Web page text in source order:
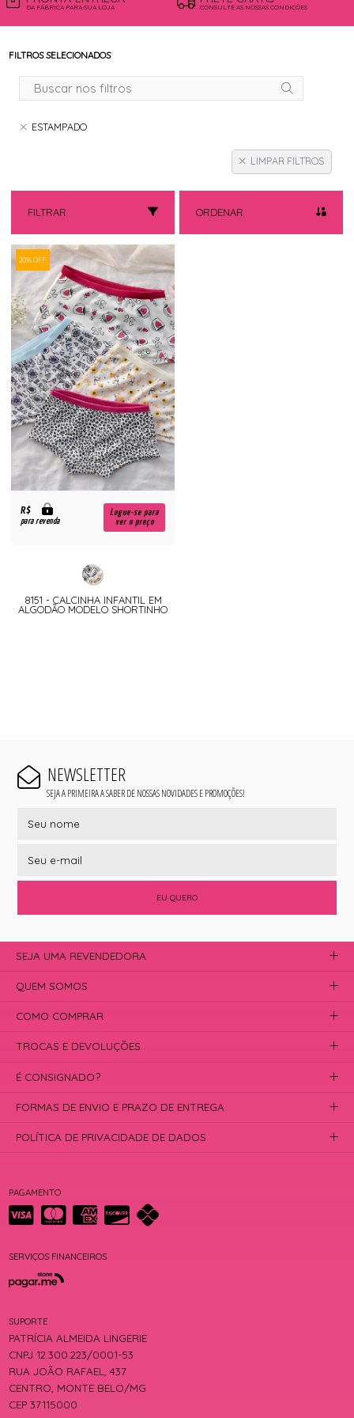
DA FÁBRICA PARA SUA LOJA CONSULTE AS NOSSAS CONDIÇÕES
FILTROS SELECIONADOS
ESTAMPADO
LIMPAR FILTROS
FILTRAR ORDENAR
20% OFF
R$
para revenda
Logue-se para
ver o preço
8151 - CALCINHA INFANTIL EM
ALGODÃO MODELO SHORTINHO
NEWSLETTER
SEJA A PRIMEIRA A SABER DE NOSSAS NOVIDADES E PROMOÇÕES!
EU QUERO
PAGAMENTO
SERVIÇOS FINANCEIROS
SUPORTE
PATRÍCIA ALMEIDA LINGERIE
CNPJ 12.300.223/0001-53
RUA JOÃO RAFAEL, 437
CENTRO, MONTE BELO/MG
CEP 37115000
SEJA UMA REVENDEDORA
QUEM SOMOS
COMO COMPRAR
TROCAS E DEVOLUÇÕES
É CONSIGNADO?
FORMAS DE ENVIO E PRAZO DE ENTREGA
POLÍTICA DE PRIVACIDADE DE DADOS